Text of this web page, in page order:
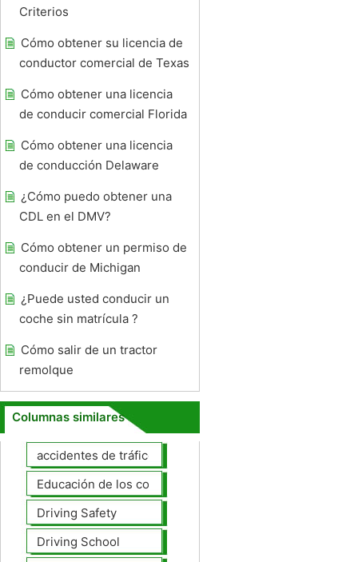
Criterios
Cómo obtener su licencia de
conductor comercial de Texas
Cómo obtener una licencia
de conducir comercial Florida
Cómo obtener una licencia
de conducción Delaware
¿Cómo puedo obtener una
CDL en el DMV?
Cómo obtener un permiso de
conducir de Michigan
¿Puede usted conducir un
coche sin matrícula ?
Cómo salir de un tractor
remolque
Columnas similares
accidentes de tráfico
Educación de los conductores
Driving Safety
Driving School